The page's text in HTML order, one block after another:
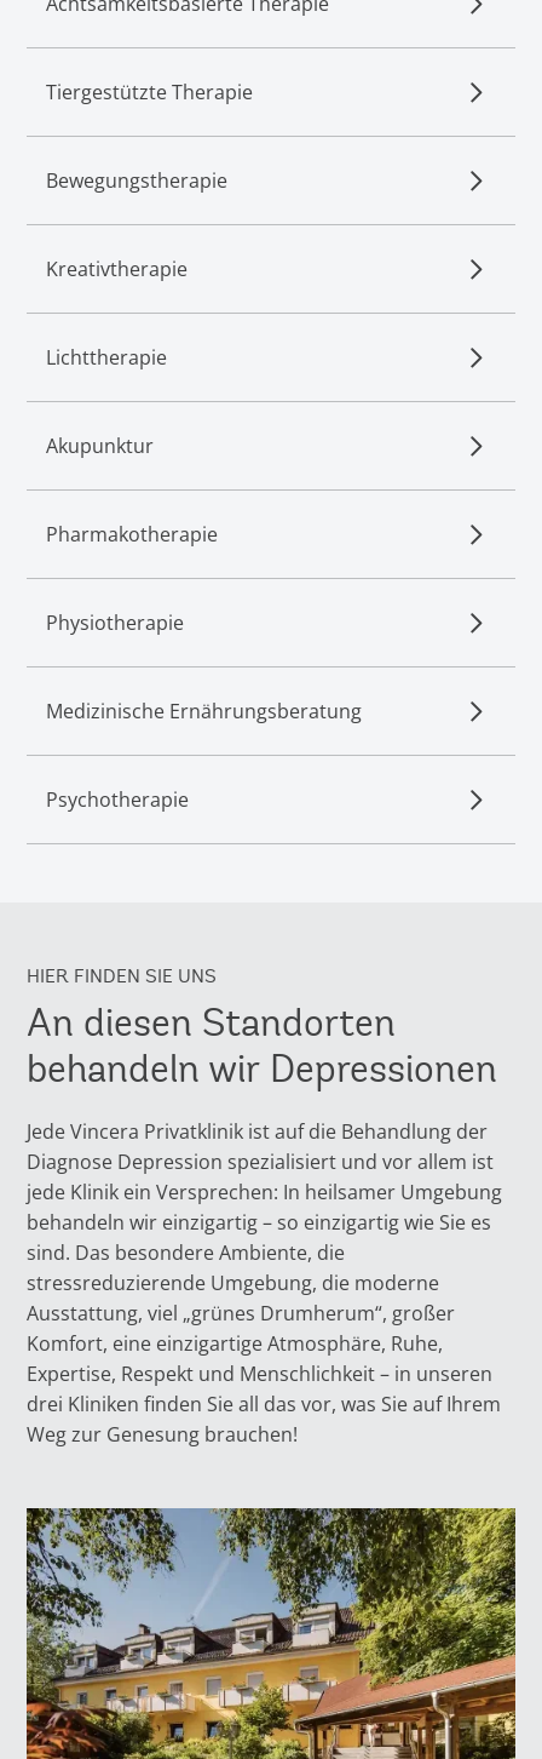
Tiergestützte Therapie
Bewegungstherapie
Kreativtherapie
Lichttherapie
Akupunktur
Pharmakotherapie
Physiotherapie
Medizinische Ernährungsberatung
Psychotherapie
HIER FINDEN SIE UNS
An diesen Standorten
behandeln wir Depressionen
Jede Vincera Privatklinik ist auf die Behandlung der
Diagnose Depression spezialisiert und vor allem ist
jede Klinik ein Versprechen: In heilsamer Umgebung
behandeln wir einzigartig – so einzigartig wie Sie es
sind. Das besondere Ambiente, die
stressreduzierende Umgebung, die moderne
Ausstattung, viel „grünes Drumherum“, großer
Komfort, eine einzigartige Atmosphäre, Ruhe,
Expertise, Respekt und Menschlichkeit – in unseren
drei Kliniken finden Sie all das vor, was Sie auf Ihrem
Weg zur Genesung brauchen!